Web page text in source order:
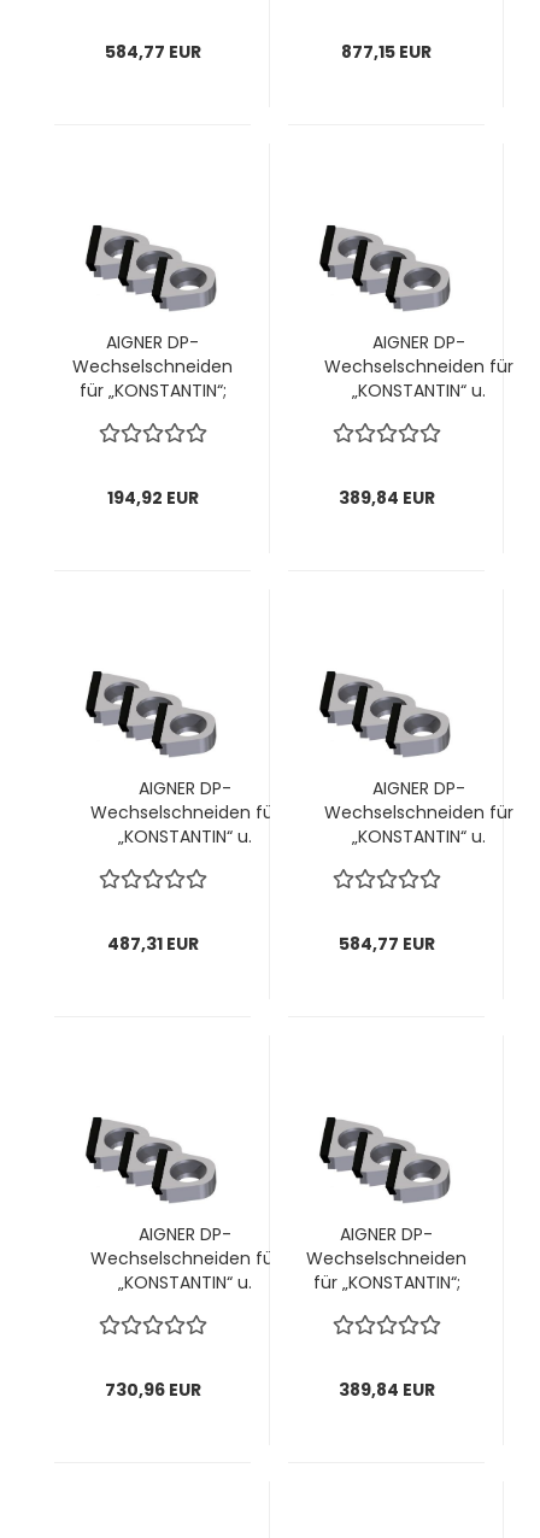
584,77 EUR
877,15 EUR
AIGNER DP-
Wechselschneiden
für „KONSTANTIN“;
14,5x14,1x4,7mm, 1
194,92 EUR
AIGNER DP-
Wechselschneiden für
„KONSTANTIN“ u.
Füge-/Abrund-/Fasefräser
14,5x14,1x4,7mm, 1 VPE = 8
Stück
389,84 EUR
AIGNER DP-
Wechselschneiden für
„KONSTANTIN“ u.
Füge-/Abrund-/Fasefräser
14,5x14,1x4,7mm; 1 VPE = 10
Stück
487,31 EUR
AIGNER DP-
Wechselschneiden für
„KONSTANTIN“ u.
Füge-/Abrund-/Fasefräser
14,5x14,1x4,7mm; 1 VPE = 12
Stück
584,77 EUR
AIGNER DP-
Wechselschneiden für
„KONSTANTIN“ u.
Füge-/Abrund-/Fasefräser
14,5x14,1x4,7mm; 1 VPE = 15
Stück
730,96 EUR
AIGNER DP-
Wechselschneiden
für „KONSTANTIN“;
14,5x14,1x4,7mm; 1
389,84 EUR